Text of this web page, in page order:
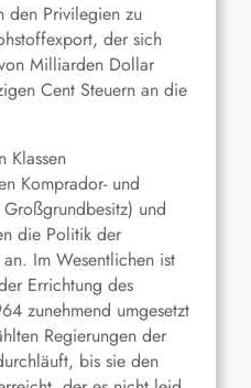
den Privilegien zu
der sich
Milliarden Dollar
Cent Steuern an die
Klassen
Komprador- und
und
die Politik der
Im Wesentlichen ist
Errichtung des
zunehmend umgesetzt
Regierungen der
bis sie den